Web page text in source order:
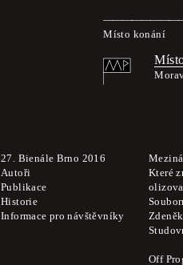
Místo konání
27. Bienále Brno 2016
Autoři
Publikace
Historie
Informace pro návštěvníky
Které
Off